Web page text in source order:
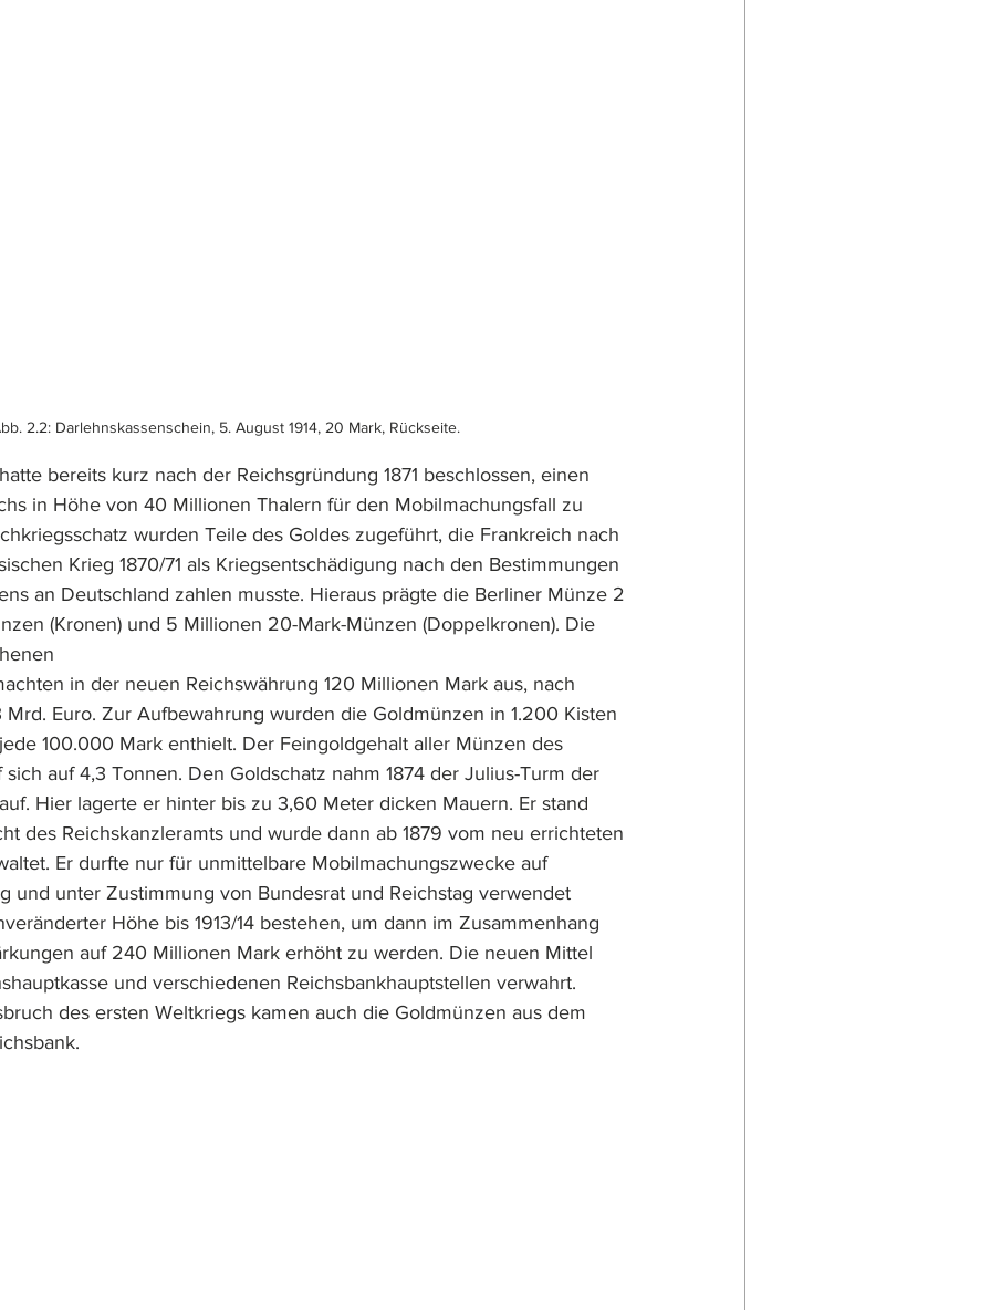
2.2: Darlehnskassenschein, 5. August 1914, 20 Mark, Rückseite.
bereits kurz nach der Reichsgründung 1871 beschlossen, einen
in Höhe von 40 Millionen Thalern für den Mobilmachungsfall zu
wurden Teile des Goldes zugeführt, die Frankreich nach
Krieg 1870/71 als Kriegsentschädigung nach den Bestimmungen
an Deutschland zahlen musste. Hieraus prägte die Berliner Münze 2
(Kronen) und 5 Millionen 20-Mark-Münzen (Doppelkronen). Die
in der neuen Reichswährung 120 Millionen Mark aus, nach
Mrd. Euro. Zur Aufbewahrung wurden die Goldmünzen in 1.200 Kisten
100.000 Mark enthielt. Der Feingoldgehalt aller Münzen des
sich auf 4,3 Tonnen. Den Goldschatz nahm 1874 der Julius-Turm der
Hier lagerte er hinter bis zu 3,60 Meter dicken Mauern. Er stand
des Reichskanzleramts und wurde dann ab 1879 vom neu errichteten
Er durfte nur für unmittelbare Mobilmachungszwecke auf
und unter Zustimmung von Bundesrat und Reichstag verwendet
Höhe bis 1913/14 bestehen, um dann im Zusammenhang
auf 240 Millionen Mark erhöht zu werden. Die neuen Mittel
und verschiedenen Reichsbankhauptstellen verwahrt.
des ersten Weltkriegs kamen auch die Goldmünzen aus dem